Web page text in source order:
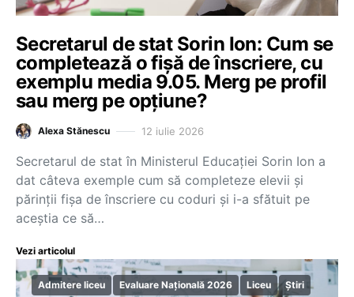
Secretarul de stat Sorin Ion: Cum se
completează o fișă de înscriere, cu
exemplu media 9.05. Merg pe profil
sau merg pe opțiune?
Alexa Stănescu 12 iulie 2026
Secretarul de stat în Ministerul Educației Sorin Ion a
dat câteva exemple cum să completeze elevii și
părinții fișa de înscriere cu coduri și i-a sfătuit pe
aceștia ce să…
Vezi articolul
Admitere liceu Evaluare Națională 2026 Liceu Știri